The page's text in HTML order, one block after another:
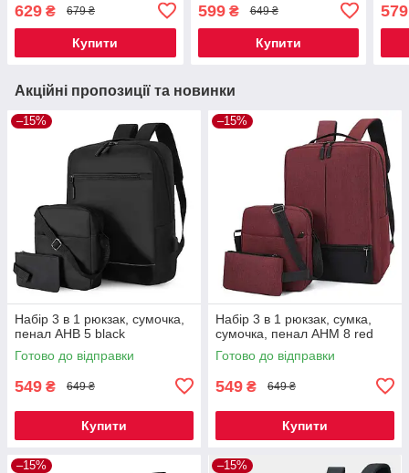
629 ₴ 679 ₴
Купити
599₴ 649 ₴
Купити
579
Акційні пропозиції та новинки
–15%
Набір 3 в 1 рюкзак, сумочка,
пенал AHB 5 black
Готово до відправки
549 ₴ 649 ₴
Купити
–15%
Набір 3 в 1 рюкзак, сумка,
сумочка, пенал AHM 8 red
Готово до відправки
549 ₴ 649 ₴
Купити
–15% –15%